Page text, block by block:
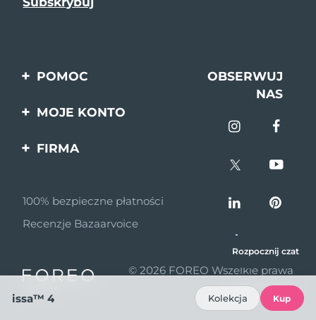
POMOC
Kontakt
OBSERWUJ
NAS
MOJE KONTO
FIRMA
Program partnerski
Wiadomości
MYSA
Dystrybutorzy
100% bezpieczne płatności
Recenzje Bazaarvoice
© 2026 FOREO Wszelkie prawa
zastrzeżone
Rozpocznij czat
issa™ 4 Kolekcja Kup